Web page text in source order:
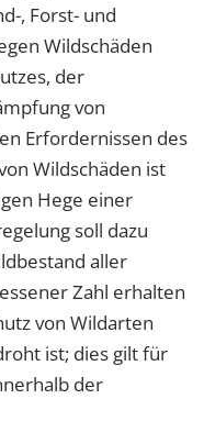
, Forst- und
Wildschäden
der
von
Erfordernissen des
Wildschäden ist
Hege einer
soll dazu
aller
Zahl erhalten
von Wildarten
ist; dies gilt für
der
Funktion
und Social Media